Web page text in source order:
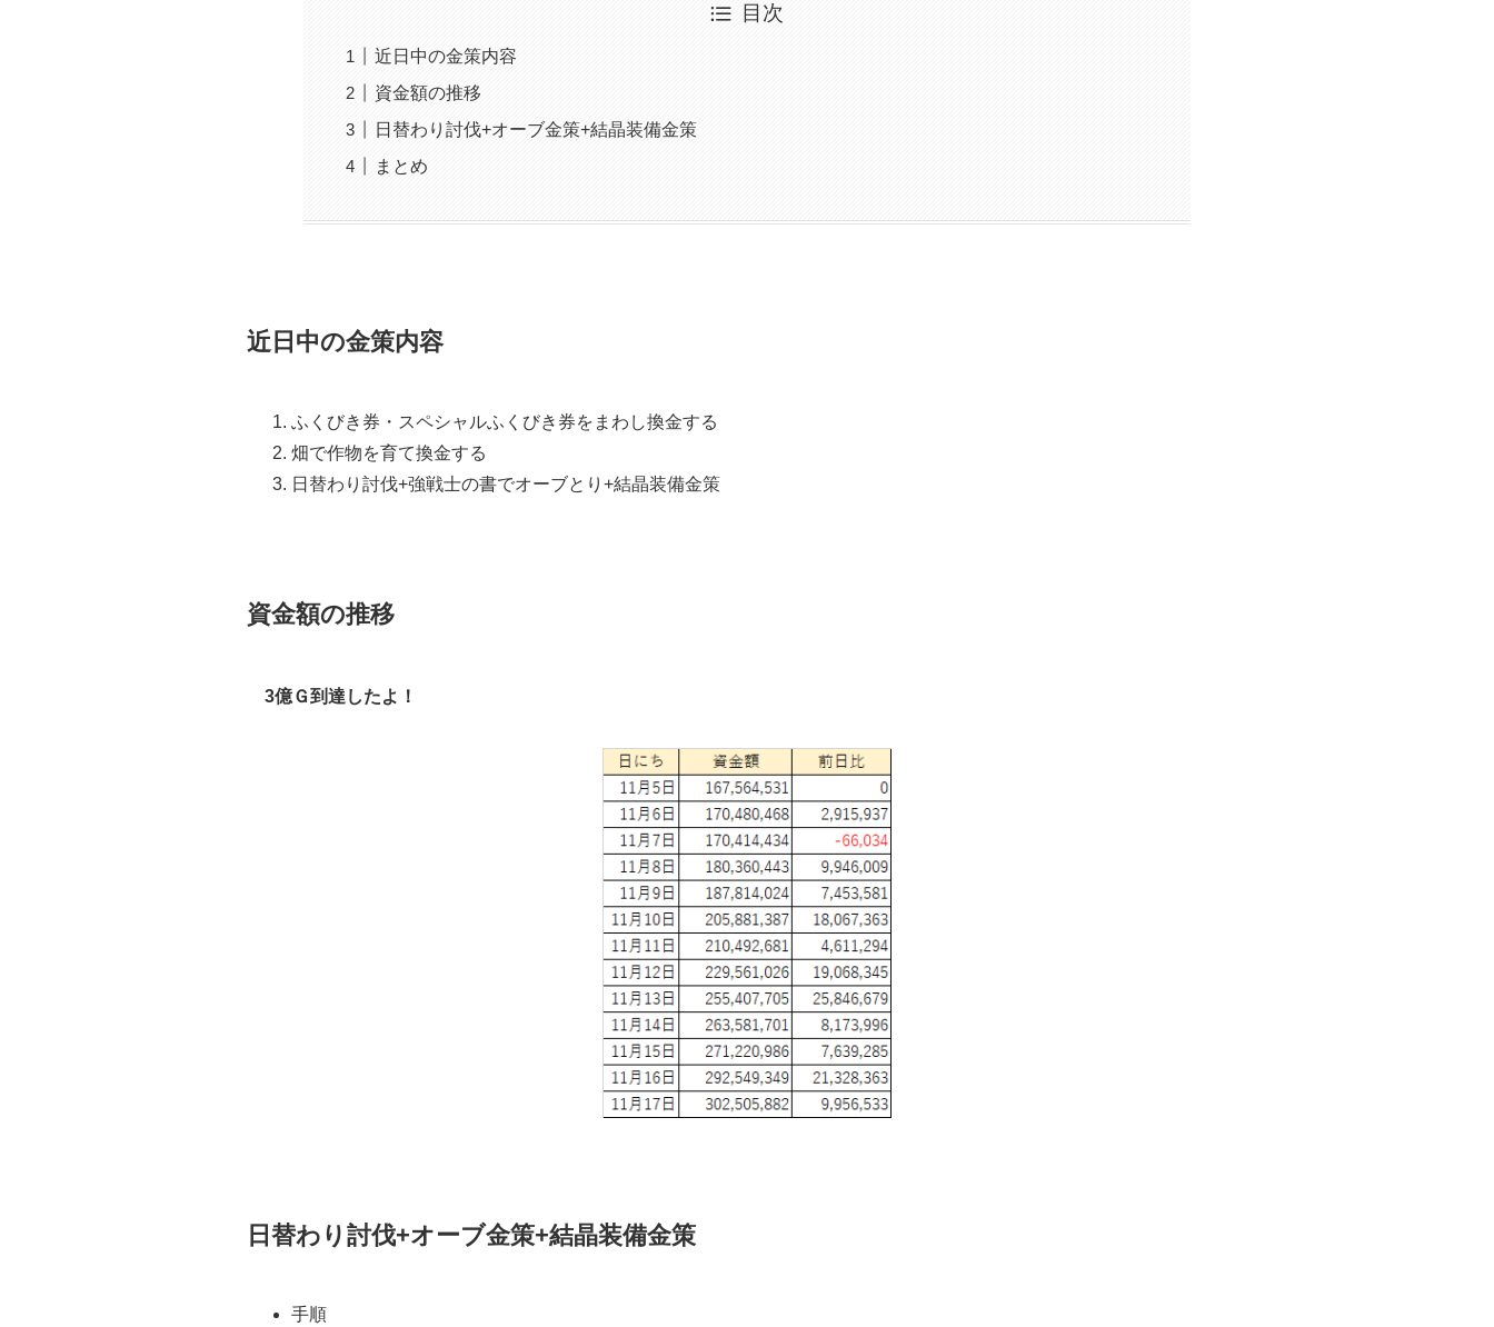
目次
近日中の金策内容
資金額の推移
日替わり討伐+オーブ金策+結晶装備金策
まとめ
近日中の金策内容
ふくびき券・スペシャルふくびき券をまわし換金する
畑で作物を育て換金する
日替わり討伐+強戦士の書でオーブとり+結晶装備金策
資金額の推移
3億Ｇ到達 したよ ！
日替わり討伐+オーブ金策+結晶装備金策
手順